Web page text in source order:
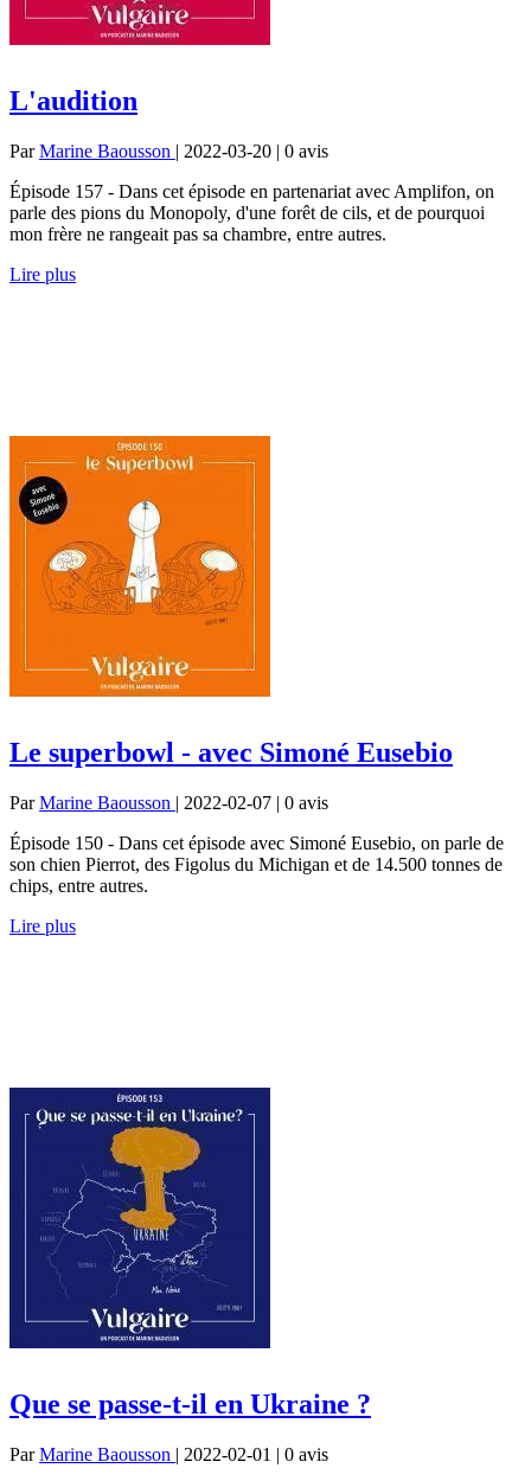
L'audition
ParMarine Baousson | 2022-03-20 | 0 avis
Épisode 157 - Dans cet épisode en partenariat avec Amplifon, on
parle des pions du Monopoly, d'une forêt de cils, et de pourquoi
mon frère ne rangeait pas sa chambre, entre autres.
Lire plus
Le superbowl - avec Simoné Eusebio
ParMarine Baousson | 2022-02-07 | 0 avis
Épisode 150 - Dans cet épisode avec Simoné Eusebio, on parle de
son chien Pierrot, des Figolus du Michigan et de 14.500 tonnes de
chips, entre autres.
Lire plus
Que se passe-t-il en Ukraine ?
ParMarine Baousson | 2022-02-01 | 0 avis